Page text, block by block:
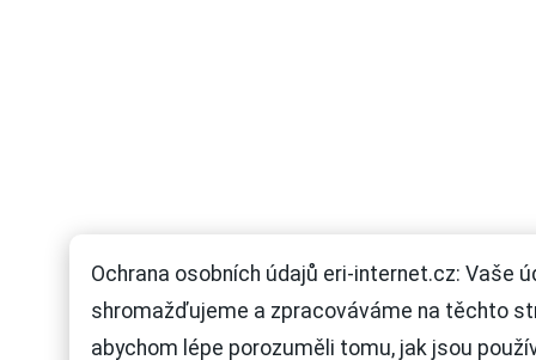
Ochrana osobních údajů eri-internet.cz: Vaše
shromažďujeme a zpracováváme na těchto
abychom lépe porozuměli tomu, jak jsou